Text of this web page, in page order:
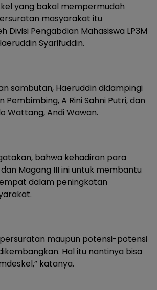
yang bakal mempermudah
masyarakat itu
Divisi Pengabdian Mahasiswa LP3M
Syarifuddin.
sambutan, Haeruddin didampingi
Pembimbing, A Rini Sahni Putri, dan
Wattang, Andi Wawan.
bahwa kehadiran para
Magang III ini untuk membantu
dalam peningkatan
maupun potensi-potensi
Hal itu nantinya bisa
katanya.